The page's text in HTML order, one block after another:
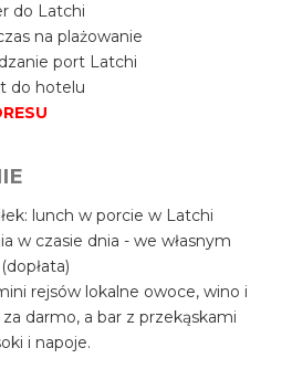
do Latchi
na plażowanie
port Latchi
hotelu
lunch w porcie w Latchi
w czasie dnia - we własnym
rejsów lokalne owoce, wino i
darmo, a bar z przekąskami
i napoje.